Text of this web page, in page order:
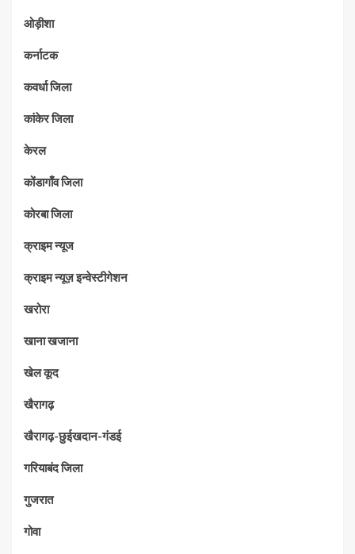
ओड़ीशा
कर्नाटक
कवर्धा जिला
कांकेर जिला
केरल
कोंडागाँव जिला
कोरबा जिला
क्राइम न्यूज
क्राइम न्यूज़ इन्वेस्टीगेशन
खरोरा
खाना खजाना
खेल कूद
खैरागढ़
खैरागढ़-छुईखदान-गंडई
गरियाबंद जिला
गुजरात
गोवा